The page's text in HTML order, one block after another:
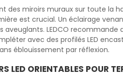
des miroirs muraux sur toute la
est crucial. Un éclairage
aveuglants. LEDCO
avec des profilés LED
éblouissement par réflexion.
LED ORIENTABLES POUR